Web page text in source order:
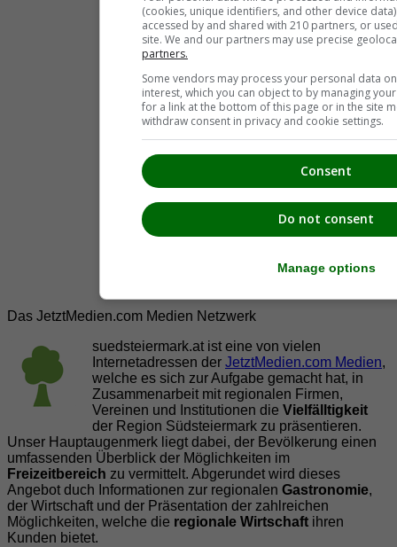
Das JetztMedien.com Medien Netzwerk
suedsteiermark.at ist eine von vielen
Internetadressen der JetztMedien.com Medien,
welche es sich zur Aufgabe gemacht hat, in
Zusammenarbeit mit regionalen Firmen,
Vereinen und Institutionen die Vielfälltigkeit
der Region Südsteiermark zu präsentieren.
Unser Hauptaugenmerk liegt dabei, der Bevölkerung einen
umfassenden Überblick der Möglichkeiten im
Freizeitbereich zu vermittelt. Abgerundet wird dieses
Angebot duch Informationen zur regionalen Gastronomie,
der Wirtschaft und der Präsentation der zahlreichen
Möglichkeiten, welche die regionale Wirtschaft ihren
Kunden bietet.
(cookies, unique identifiers, and other device
accessed by and shared with 210 partners, or
site. We and our partners may use precise
partners.
Some vendors may process your personal data
interest, which you can object to by managing
for a link at the bottom of this page or in the site
withdraw consent in privacy and cookie settings.
Consent
Do not consent
Manage options